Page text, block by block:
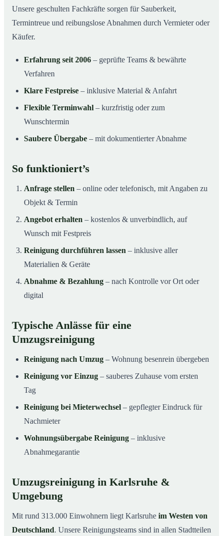
Unsere geschulten Fachkräfte sorgen für Sauberkeit,
Termintreue und reibungslose Abnahmen durch Vermieter oder
Käufer.
Erfahrung seit 2006 – geprüfte Teams & bewährte
Verfahren
Klare Festpreise – inklusive Material & Anfahrt
Flexible Terminwahl – kurzfristig oder zum
Wunschtermin
Saubere Übergabe – mit dokumentierter Abnahme
So funktioniert’s
Anfrage stellen – online oder telefonisch, mit Angaben zu
Objekt & Termin
Angebot erhalten – kostenlos & unverbindlich, auf
Wunsch mit Festpreis
Reinigung durchführen lassen – inklusive aller
Materialien & Geräte
Abnahme & Bezahlung – nach Kontrolle vor Ort oder
digital
Typische Anlässe für eine
Umzugsreinigung
Reinigung nach Umzug – Wohnung besenrein übergeben
Reinigung vor Einzug – sauberes Zuhause vom ersten
Tag
Reinigung bei Mieterwechsel – gepflegter Eindruck für
Nachmieter
Wohnungsübergabe Reinigung – inklusive
Abnahmegarantie
Umzugsreinigung in Karlsruhe &
Umgebung
Mit rund 313.000 Einwohnern liegt Karlsruhe im Westen von
Deutschland. Unsere Reinigungsteams sind in allen Stadtteilen